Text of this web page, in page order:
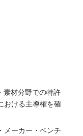
素材分野での特許
おける主導権を確
メーカー・ベンチ